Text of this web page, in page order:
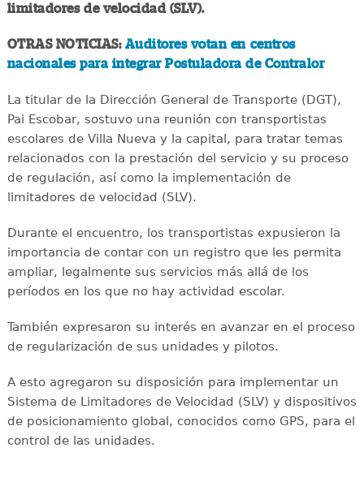
limitadores de velocidad (SLV).
OTRAS NOTICIAS: Auditores votan en centros
nacionales para integrar Postuladora de Contralor
La titular de la Dirección General de Transporte (DGT),
Pai Escobar, sostuvo una reunión con transportistas
escolares de Villa Nueva y la capital, para tratar temas
relacionados con la prestación del servicio y su proceso
de regulación, así como la implementación de
limitadores de velocidad (SLV).
Durante el encuentro, los transportistas expusieron la
importancia de contar con un registro que les permita
ampliar, legalmente sus servicios más allá de los
períodos en los que no hay actividad escolar.
También expresaron su interés en avanzar en el proceso
de regularización de sus unidades y pilotos.
A esto agregaron su disposición para implementar un
Sistema de Limitadores de Velocidad (SLV) y dispositivos
de posicionamiento global, conocidos como GPS, para el
control de las unidades.